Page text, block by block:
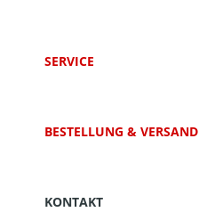
SERVICE
BESTELLUNG & VERSAND
KONTAKT